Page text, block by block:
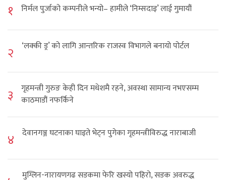
१ निर्मल पुर्जाको कम्पनीले भन्यो– हामीले ‘निम्सदाइ’ लाई गुमायौं
२ ‘लक्की ड्र’ को लागि आन्तरिक राजस्व विभागले बनायो पोर्टल
३
गृहमन्त्री गुरुङ केही दिन मधेशमै रहने, अवस्था सामान्य नभएसम्म
काठमाडौं नफर्किने
४ देवानगञ्ज घटनाका घाइते भेट्न पुगेका गृहमन्त्रीविरुद्ध नाराबाजी
मुग्लिन-नारायणगढ सडकमा फेरि खस्यो पहिरो, सडक अवरुद्ध